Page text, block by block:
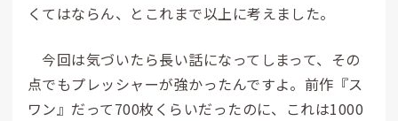
くてはならん、とこれまで以上に考えました。
今回は気づいたら長い話になってしまって、その
点でもプレッシャーが強かったんですよ。前作『ス
ワン』だって700枚くらいだったのに、これは1000